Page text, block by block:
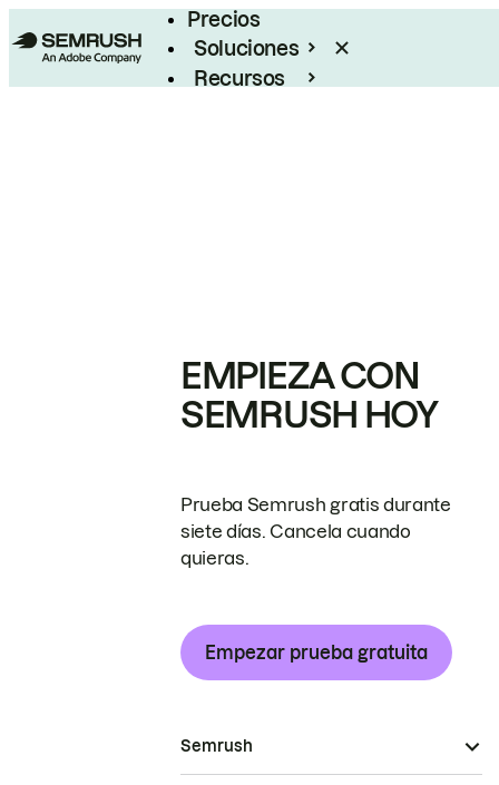
Precios
Soluciones
Recursos
EMPIEZA CON
SEMRUSH HOY
Prueba Semrush gratis durante
siete días. Cancela cuando
quieras.
Empezar prueba gratuita
Semrush